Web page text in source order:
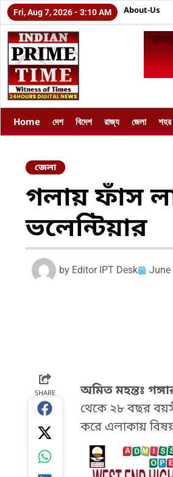
Fri, Aug 7, 2026 - 3:10 AM About-Us
Home দেশ বিদেশ রাজ্য জেলা শহর
জেলা
গলায় ফাঁস
ভলেন্টিয়ার
by Editor IPT Desk June
SHARE অমিত মহন্তঃ
থেকে ২৮ বছর
করে এলাকায়